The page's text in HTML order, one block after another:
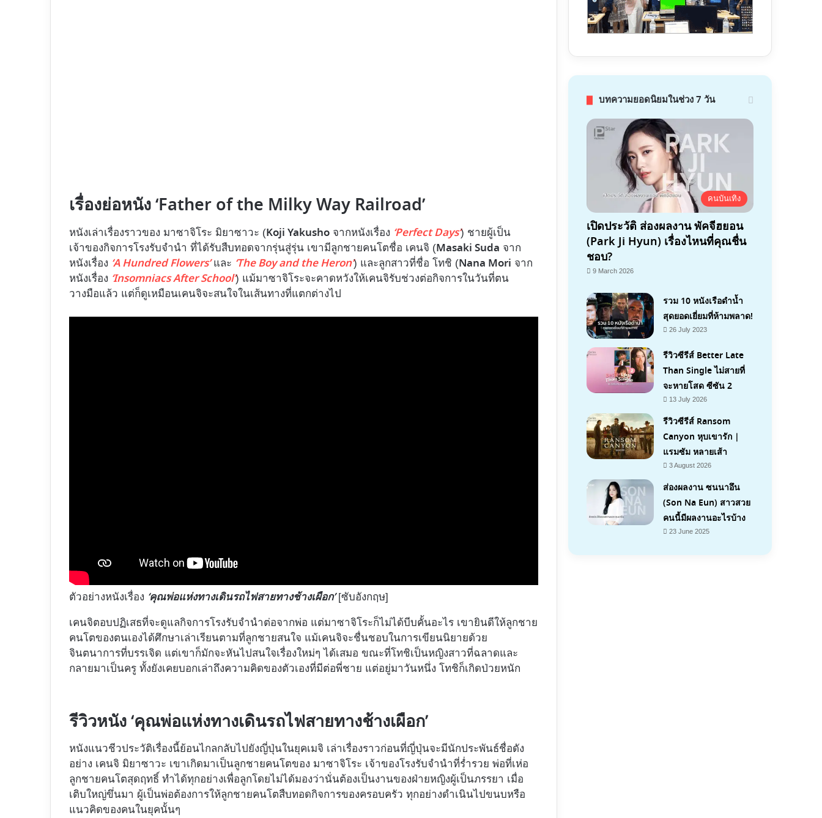
เรื่องย่อหนัง ‘Father of the Milky Way Railroad’
หนังเล่าเรื่องราวของ มาซาจิโระ มิยาซาวะ (Koji Yakusho จากหนังเรื่อง ‘Perfect Days’) ชายผู้เป็น
เจ้าของกิจการโรงรับจำนำ ที่ได้รับสืบทอดจากรุ่นสู่รุ่น เขามีลูกชายคนโตชื่อ เคนจิ (Masaki Suda จาก
หนังเรื่อง ‘A Hundred Flowers’และ ‘The Boy and the Heron’) และลูกสาวที่ชื่อ โทชิ (Nana Mori จาก
หนังเรื่อง ‘Insomniacs After School’) แม้มาซาจิโระจะคาดหวังให้เคนจิรับช่วงต่อกิจการในวันที่ตน
วางมือแล้ว แต่ก็ดูเหมือนเคนจิจะสนใจในเส้นทางที่แตกต่างไป
ตัวอย่างหนังเรื่อง ‘คุณพ่อแห่งทางเดินรถไฟสายทางช้างเผือก’[ซับอังกฤษ]
เคนจิตอบปฏิเสธที่จะดูแลกิจการโรงรับจำนำต่อจากพ่อ แต่มาซาจิโระก็ไม่ได้บีบคั้นอะไร เขายินดีให้ลูกชาย
คนโตของตนเองได้ศึกษาเล่าเรียนตามที่ลูกชายสนใจ แม้เคนจิจะชื่นชอบในการเขียนนิยายด้วย
จินตนาการที่บรรเจิด แต่เขาก็มักจะหันไปสนใจเรื่องใหม่ๆ ได้เสมอ ขณะที่โทชิเป็นหญิงสาวที่ฉลาดและ
กลายมาเป็นครู ทั้งยังเคยบอกเล่าถึงความคิดของตัวเองที่มีต่อพี่ชาย แต่อยู่มาวันหนึ่ง โทชิก็เกิดป่วยหนัก
รีวิวหนัง ‘คุณพ่อแห่งทางเดินรถไฟสายทางช้างเผือก’
หนังแนวชีวประวัติเรื่องนี้ย้อนไกลกลับไปยังญี่ปุ่นในยุคเมจิ เล่าเรื่องราวก่อนที่ญี่ปุ่นจะมีนักประพันธ์ชื่อดัง
อย่าง เคนจิ มิยาซาวะ เขาเกิดมาเป็นลูกชายคนโตของ มาซาจิโระ เจ้าของโรงรับจำนำที่ร่ำรวย พ่อที่เห่อ
ลูกชายคนโตสุดฤทธิ์ ทำได้ทุกอย่างเพื่อลูกโดยไม่ได้มองว่านั่นต้องเป็นงานของฝ่ายหญิงผู้เป็นภรรยา เมื่อ
เติบใหญ่ขึ่นมา ผู้เป็นพ่อต้องการให้ลูกชายคนโตสืบทอดกิจการของครอบครัว ทุกอย่างดำเนินไปขนบหรือ
แนวคิดของคนในยุคนั้นๆ
บทความยอดนิยมในช่วง 7 วัน
คนบันเทิง
เปิดประวัติ ส่องผลงาน พัคจีฮยอน
(Park Ji Hyun) เรื่องไหนที่คุณชื่น
ชอบ?
9 March 2026
รวม 10 หนังเรือดำน้ำ
สุดยอดเยี่ยมที่ห้ามพลาด!
26 July 2023
รีวิวซีรีส์ Better Late
Than Single ไม่สายที่
จะหายโสด ซีซัน 2
13 July 2026
7.1
รีวิวซีรีส์ Ransom
Canyon หุบเขารัก |
แรมซัม หลายเส้า
3 August 2026
ส่องผลงาน ซนนาอึน
(Son Na Eun) สาวสวย
คนนี้มีผลงานอะไรบ้าง
23 June 2025